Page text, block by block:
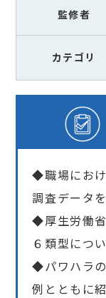
監修者
カテゴリ
◆職場にお
調査データ
◆厚生労働
６類型につ
◆パワハラ
例とともに